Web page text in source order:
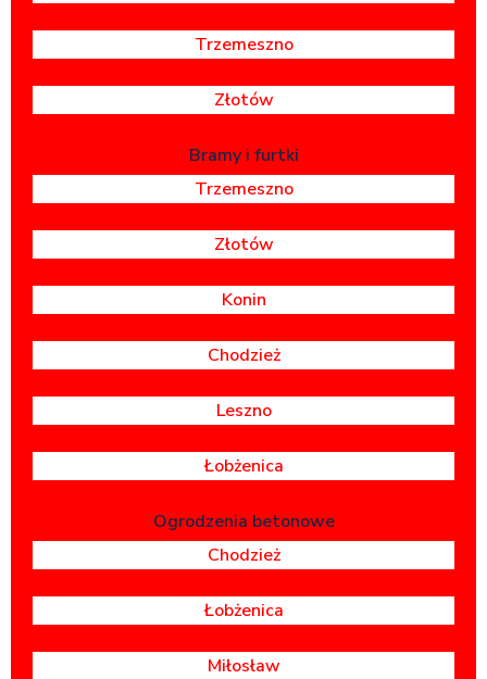
Trzemeszno
Złotów
Bramy i furtki
Trzemeszno
Złotów
Konin
Chodzież
Leszno
Łobżenica
Ogrodzenia betonowe
Chodzież
Łobżenica
Miłosław